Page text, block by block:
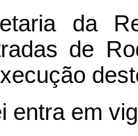
da
de
entra em